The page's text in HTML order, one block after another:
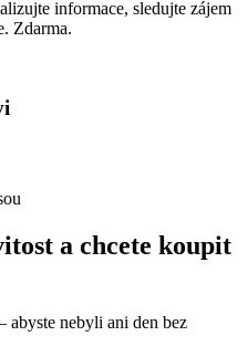
informace, sledujte zájem
Zdarma.
a chcete koupit
abyste nebyli ani den bez